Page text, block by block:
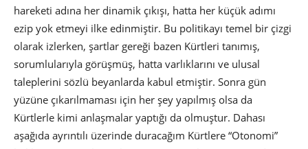
hareketi adına her dinamik çıkışı, hatta her küçük adımı
ezip yok etmeyi ilke edinmiştir. Bu politikayı temel bir çizgi
olarak izlerken, şartlar gereği bazen Kürtleri tanımış,
sorumlularıyla görüşmüş, hatta varlıklarını ve ulusal
taleplerini sözlü beyanlarda kabul etmiştir. Sonra gün
yüzüne çıkarılmaması için her şey yapılmış olsa da
Kürtlerle kimi anlaşmalar yaptığı da olmuştur. Dahası
aşağıda ayrıntılı üzerinde duracağım Kürtlere “Otonomi”